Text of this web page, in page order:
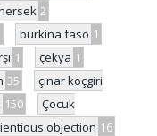
2
burkina faso 1
1 çekya 1
35
çınar koçgiri
150
Çocuk
objection 16